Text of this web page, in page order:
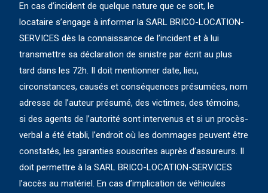
En cas d’incident de quelque nature que ce soit, le
locataire s’engage à informer la SARL BRICO-LOCATION-
SERVICES dès la connaissance de l’incident et à lui
transmettre sa déclaration de sinistre par écrit au plus
tard dans les 72h. Il doit mentionner date, lieu,
circonstances, causés et conséquences présumées, nom
adresse de l’auteur présumé, des victimes, des témoins,
si des agents de l’autorité sont intervenus et si un procès-
verbal a été établi, l’endroit où les dommages peuvent être
constatés, les garanties souscrites auprès d’assureurs. Il
doit permettre à la SARL BRICO-LOCATION-SERVICES
l’accès au matériel. En cas d’implication de véhicules